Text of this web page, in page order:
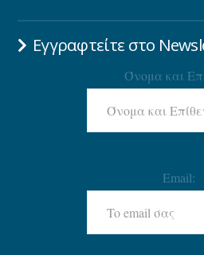
Εγγραφτείτε στο
Όνομα και
Email: